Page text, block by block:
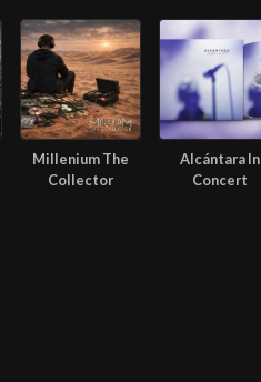
Millenium The
Collector
Alcántara In
Concert